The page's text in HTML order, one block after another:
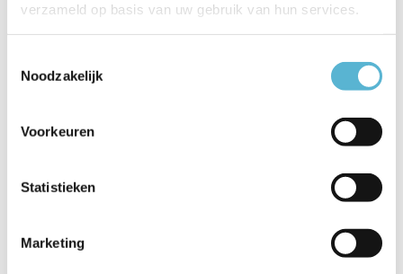
verzameld op basis van uw gebruik van hun services.
Noodzakelijk
Voorkeuren
Statistieken
Marketing
Lamp LED E14 kogel 4W
Op voorraad
Levertijd: 1-2 werkdagen
Lamp LED G125 4W 100LM
2200K Dimbaar Rook
Levertijd: 1-2 werkdagen